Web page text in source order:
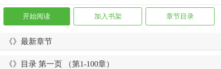
开始阅读 加入书架 章节目录
《》最新章节
《》目录 第一页 （第1-100章）